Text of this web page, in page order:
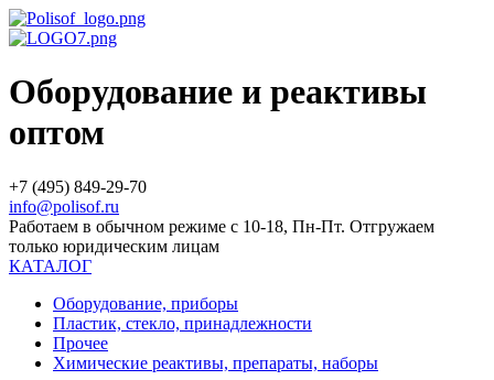
Оборудование и реактивы
оптом
+7 (495) 849-29-70
info@polisof.ru
Работаем в обычном режиме с 10-18, Пн-Пт. Отгружаем
только юридическим лицам
КАТАЛОГ
Оборудование, приборы
Пластик, стекло, принадлежности
Прочее
Химические реактивы, препараты, наборы